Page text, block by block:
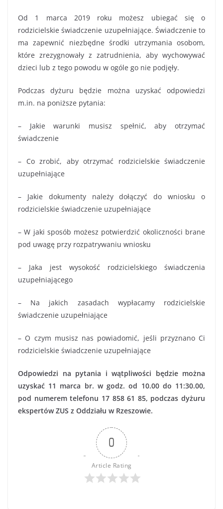
Od 1 marca 2019 roku możesz ubiegać się o
rodzicielskie świadczenie uzupełniające. Świadczenie to
ma zapewnić niezbędne środki utrzymania osobom,
które zrezygnowały z zatrudnienia, aby wychowywać
dzieci lub z tego powodu w ogóle go nie podjęły.
Podczas dyżuru będzie można uzyskać odpowiedzi
m.in. na poniższe pytania:
– Jakie warunki musisz spełnić, aby otrzymać
świadczenie
– Co zrobić, aby otrzymać rodzicielskie świadczenie
uzupełniające
– Jakie dokumenty należy dołączyć do wniosku o
rodzicielskie świadczenie uzupełniające
– W jaki sposób możesz potwierdzić okoliczności brane
pod uwagę przy rozpatrywaniu wniosku
– Jaka jest wysokość rodzicielskiego świadczenia
uzupełniającego
– Na jakich zasadach wypłacamy rodzicielskie
świadczenie uzupełniające
– O czym musisz nas powiadomić, jeśli przyznano Ci
rodzicielskie świadczenie uzupełniające
Odpowiedzi na pytania i wątpliwości będzie można
uzyskać 11 marca br. w godz. od 10.00 do 11:30.00,
pod numerem telefonu 17 858 61 85, podczas dyżuru
ekspertów ZUS z Oddziału w Rzeszowie.
0
Article Rating